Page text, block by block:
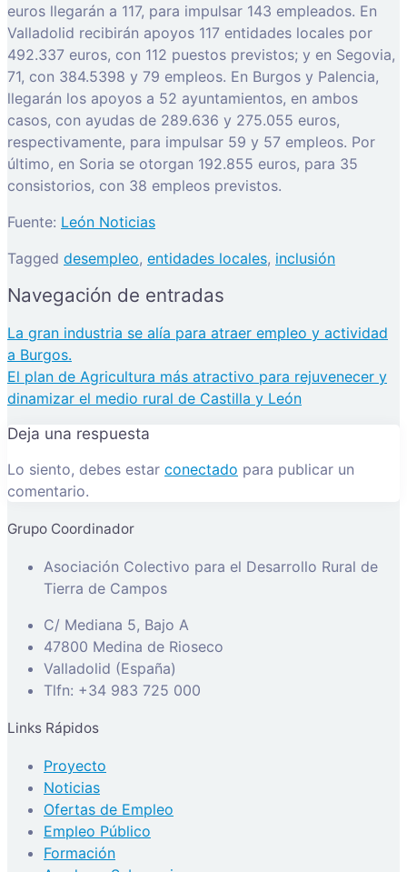
euros llegarán a 117, para impulsar 143 empleados. En
Valladolid recibirán apoyos 117 entidades locales por
492.337 euros, con 112 puestos previstos; y en Segovia,
71, con 384.5398 y 79 empleos. En Burgos y Palencia,
llegarán los apoyos a 52 ayuntamientos, en ambos
casos, con ayudas de 289.636 y 275.055 euros,
respectivamente, para impulsar 59 y 57 empleos. Por
último, en Soria se otorgan 192.855 euros, para 35
consistorios, con 38 empleos previstos.
Fuente: León Noticias
Tagged desempleo, entidades locales, inclusión
Navegación de entradas
La gran industria se alía para atraer empleo y actividad
a Burgos.
El plan de Agricultura más atractivo para rejuvenecer y
dinamizar el medio rural de Castilla y León
Deja una respuesta
Lo siento, debes estar conectado para publicar un
comentario.
Grupo Coordinador
Asociación Colectivo para el Desarrollo Rural de
Tierra de Campos
C/ Mediana 5, Bajo A
47800 Medina de Rioseco
Valladolid (España)
Tlfn: +34 983 725 000
Links Rápidos
Proyecto
Noticias
Ofertas de Empleo
Empleo Público
Formación